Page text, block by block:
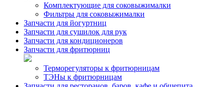
Комплектующие для соковыжималки
Фильтры для соковыжималки
Запчасти для йогуртниц
Запчасти для сушилок для рук
Запчасти для кондиционеров
Запчасти для фритюрниц
Терморегуляторы к фритюрницам
ТЭНы к фритюрницам